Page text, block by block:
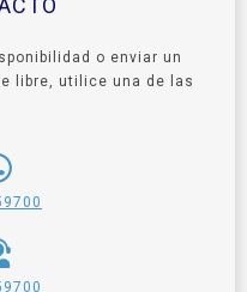
o enviar un
libre, utilice una de las